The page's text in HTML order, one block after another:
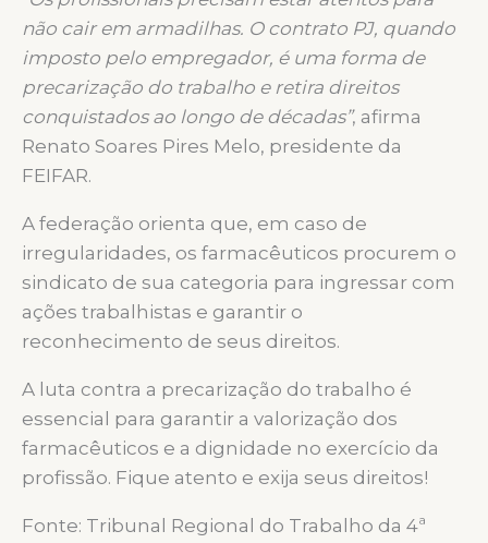
não cair em armadilhas. O contrato PJ, quando
imposto pelo empregador, é uma forma de
precarização do trabalho e retira direitos
conquistados ao longo de décadas”, afirma
Renato Soares Pires Melo, presidente da
FEIFAR.
A federação orienta que, em caso de
irregularidades, os farmacêuticos procurem o
sindicato de sua categoria para ingressar com
ações trabalhistas e garantir o
reconhecimento de seus direitos.
A luta contra a precarização do trabalho é
essencial para garantir a valorização dos
farmacêuticos e a dignidade no exercício da
profissão. Fique atento e exija seus direitos!
Fonte: Tribunal Regional do Trabalho da 4ª